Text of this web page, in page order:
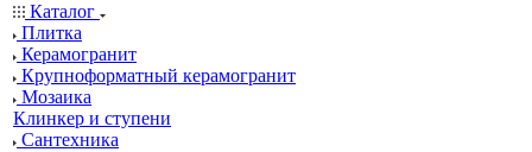
Каталог
Плитка
Керамогранит
Крупноформатный керамогранит
Мозаика
Клинкер и ступени
Сантехника